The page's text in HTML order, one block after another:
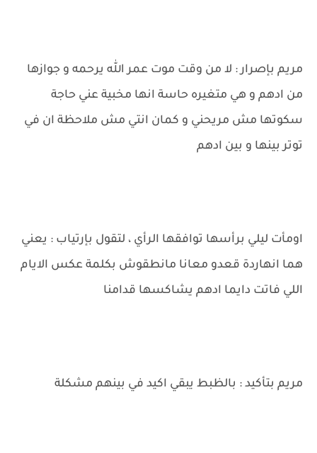
مريم بإصرار : لا من وقت موت عمر الله يرحمه و جوازها
من ادهم و هي متغيره حاسة انها مخبية عني حاجة
سكوتها مش مريحني و كمان انتي مش ملاحظة ان في
توتر بينها و بين ادهم
اومأت ليلي برأسها توافقها الرأي ، لتقول بإرتياب : يعني
هما انهاردة قعدو معانا مانطقوش بكلمة عكس الايام
اللي فاتت دايما ادهم يشاكسها قدامنا
مريم بتأكيد : بالظبط يبقي اكيد في بينهم مشكلة